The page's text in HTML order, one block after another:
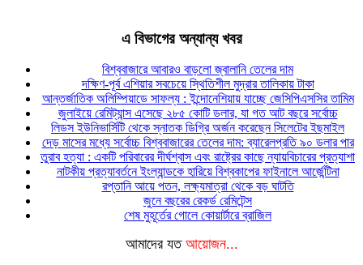
এ বিভাগের অন্যান্য খবর
বিশ্ববাজারে আবারও বাড়লো জ্বালানি তেলের দাম
দক্ষিণ-পূর্ব এশিয়ার সবচেয়ে স্থিতিশীল মুদ্রার তালিকায় টাকা
আন্তর্জাতিক অলিম্পিয়াডে সাফল্য : ইন্দোনেশিয়ায় যাচ্ছে জেসিপিএসসির তামিম
জুলাইয়ে রেমিট্যান্স এসেছে ২৮৫ কোটি ডলার, যা গত আট বছরে সর্বোচ্চ
লিডস ইউনিভার্সিটি থেকে স্নাতক ডিগ্রি অর্জন করেছেন সিলেটের ইছমাইল
দেড় মাসের মধ্যে সর্বোচ্চ বিশ্ববাজারের তেলের দাম: ব্যারেলপ্রতি ৯০ ডলার পার
তুরাব হত্যা : একটি পরিবারের দীর্ঘশ্বাস এবং রাষ্ট্রের কাছে ন্যায়বিচারের প্রত্যাশা
নাটকীয় প্রত্যাবর্তনে ইংল্যান্ডকে হারিয়ে বিশ্বকাপের ফাইনালে আর্জেন্টিনা
রপ্তানি আয়ে পতন, লক্ষ্যমাত্রা থেকে বড় ঘাটতি
জুনে বছরের রেকর্ড রেমিটেন্স
শেষ মুহূর্তের গোলে কোয়ার্টারে ব্রাজিল
আমাদের যত আয়োজন...